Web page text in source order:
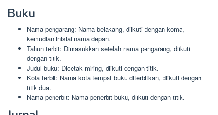
Buku
Nama pengarang: Nama belakang, diikuti dengan koma,
kemudian inisial nama depan.
Tahun terbit: Dimasukkan setelah nama pengarang, diikuti
dengan titik.
Judul buku: Dicetak miring, diikuti dengan titik.
Kota terbit: Nama kota tempat buku diterbitkan, diikuti dengan
titik dua.
Nama penerbit: Nama penerbit buku, diikuti dengan titik.